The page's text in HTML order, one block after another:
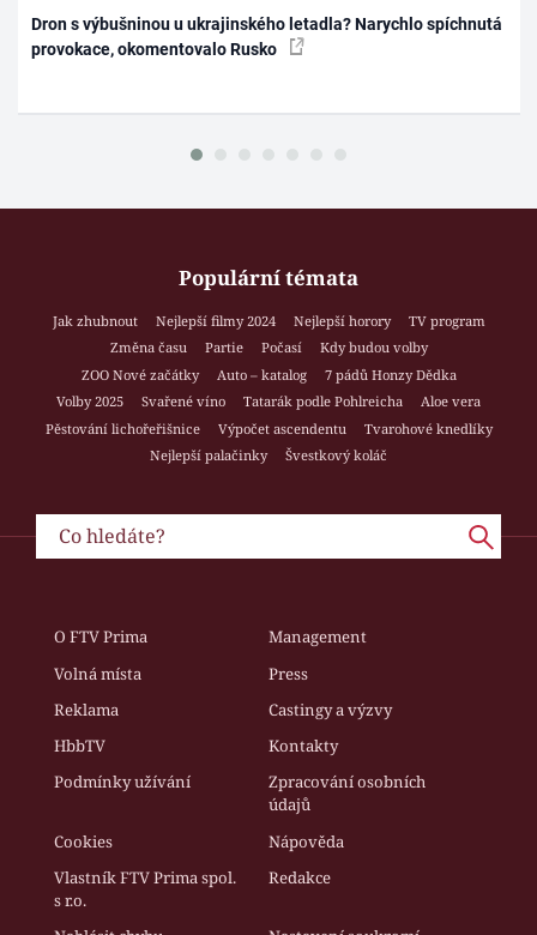
Dron s výbušninou u ukrajinského letadla? Narychlo spíchnutá
provokace, okomentovalo Rusko
Populární témata
Jak zhubnout Nejlepší filmy 2024 Nejlepší horory
TV program
Změna času
Partie Počasí
Kdy budou volby
ZOO Nové začátky
Auto – katalog
7 pádů Honzy Dědka
Volby 2025
Svařené víno Tatarák podle Pohlreicha
Aloe vera
Pěstování lichořeřišnice
Výpočet ascendentu
Tvarohové knedlíky
Nejlepší palačinky
Švestkový koláč
O FTV Prima
Management
Volná místa
Press
Reklama
Castingy a výzvy
HbbTV
Kontakty
Podmínky užívání
Zpracování osobních
údajů
Cookies
Nápověda
Vlastník FTV Prima spol.
s r.o.
Redakce